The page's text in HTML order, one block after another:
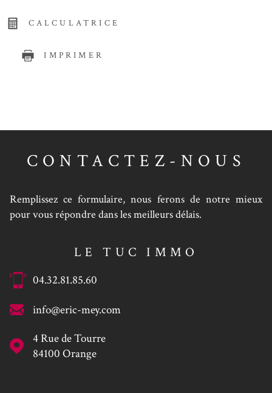
CALCULATRICE
IMPRIMER
CONTACTEZ-NOUS
Remplissez ce formulaire, nous ferons de notre mieux
pour vous répondre dans les meilleurs délais.
LE TUC IMMO
04.32.81.85.60
info@eric-mey.com
4 Rue de Tourre
84100
Orange